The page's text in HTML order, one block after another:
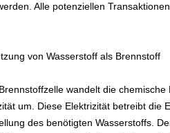
Alle potenziellen
von Wasserstoff als Brennstoff
wandelt die
um. Diese Elektrizität betreibt die
des benötigten Wasserstoffs.